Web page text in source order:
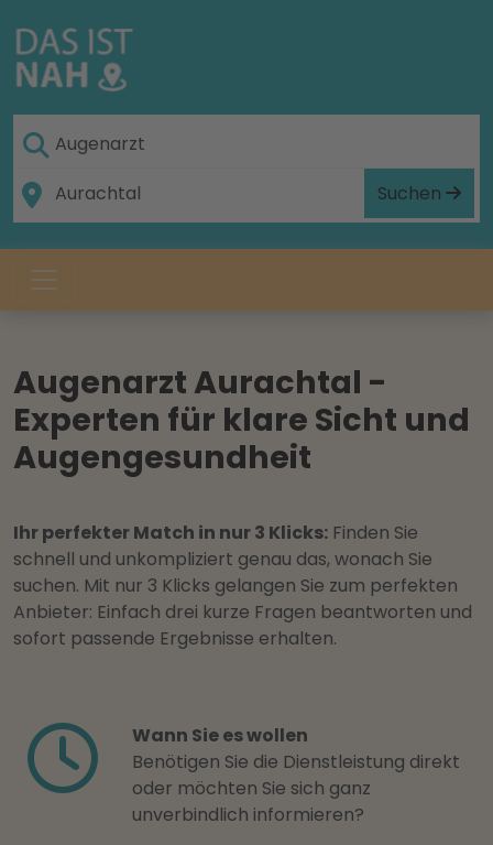
Suchen
Augenarzt Aurachtal -
Experten für klare Sicht und
Augengesundheit
Ihr perfekter Match in nur 3 Klicks: Finden Sie
schnell und unkompliziert genau das, wonach Sie
suchen. Mit nur 3 Klicks gelangen Sie zum perfekten
Anbieter: Einfach drei kurze Fragen beantworten und
sofort passende Ergebnisse erhalten.
Wann Sie es wollen
Benötigen Sie die Dienstleistung direkt
oder möchten Sie sich ganz
unverbindlich informieren?